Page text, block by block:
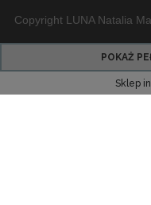
Copyright LUNA Natalia
POKAŻ
Sklep